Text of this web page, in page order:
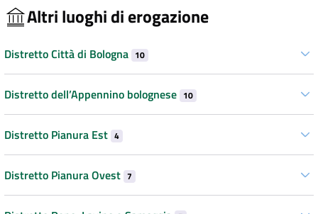
Altri luoghi di erogazione
Distretto Città di Bologna 10
Distretto dell’Appennino bolognese 10
Distretto Pianura Est 4
Distretto Pianura Ovest 7